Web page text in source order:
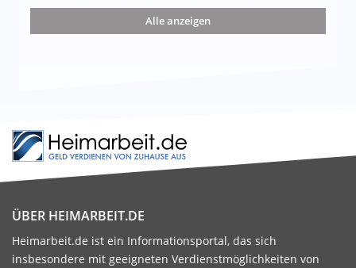
die 15 besten Möglichkeiten
Alle anzeigen
ÜBER HEIMARBEIT.DE
Heimarbeit.de ist ein Informationsportal, das sich
insbesondere mit geeigneten Verdienstmöglichkeiten von